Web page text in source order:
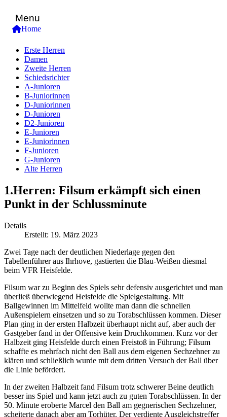
Menu
Home
Erste Herren
Damen
Zweite Herren
Schiedsrichter
A-Junioren
B-Juniorinnen
D-Juniorinnen
D-Junioren
D2-Junioren
E-Junioren
E-Juniorinnen
F-Junioren
G-Junioren
Alte Herren
1.Herren: Filsum erkämpft sich einen
Punkt in der Schlussminute
Details
Erstellt: 19. März 2023
Zwei Tage nach der deutlichen Niederlage gegen den
Tabellenführer aus Ihrhove, gastierten die Blau-Weißen diesmal
beim VFR Heisfelde.
Filsum war zu Beginn des Spiels sehr defensiv ausgerichtet und man
überließ überwiegend Heisfelde die Spielgestaltung. Mit
Ballgewinnen im Mittelfeld wollte man dann die schnellen
Außenspielern einsetzen und so zu Torabschlüssen kommen. Dieser
Plan ging in der ersten Halbzeit überhaupt nicht auf, aber auch der
Gastgeber fand in der Offensive kein Druchkommen. Kurz vor der
Halbzeit ging Heisfelde durch einen Freistoß in Führung; Filsum
schaffte es mehrfach nicht den Ball aus dem eigenen Sechzehner zu
klären und schließlich wurde mit dem dritten Versuch der Ball über
die Linie befördert.
In der zweiten Halbzeit fand Filsum trotz schwerer Beine deutlich
besser ins Spiel und kann jetzt auch zu guten Torabschlüssen. In der
50. Minute eroberte Marcel den Ball am gegnerischen Sechzehner,
scheiterte danach aber am Torhüter. Der verdiente Ausgleichstreffer